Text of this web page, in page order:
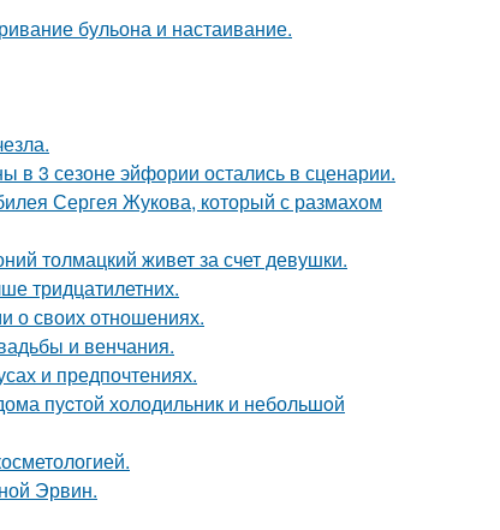
бульона и настаивание.
в 3 сезоне эйфории остались в сценарии.
Сергея Жукова, который с размахом
толмацкий живет за счет девушки.
тридцатилетних.
о своих отношениях.
и венчания.
и предпочтениях.
пуcтой холодильник и небольшoй
Эрвин.